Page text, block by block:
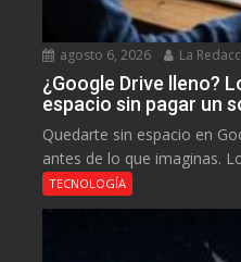
agosto 6, 2026 La
¿Google Drive lleno?
espacio sin pagar un
Quedarte sin espacio en
antes de lo que imaginas.
TECNOLOGÍA